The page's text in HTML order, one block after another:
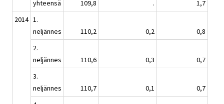
yhteensä 109,8 .
1,7
2014 1.
neljännes
110,2 0,2
0,8
2.
neljännes
110,6 0,3
0,7
3.
neljännes
110,7 0,1
0,7